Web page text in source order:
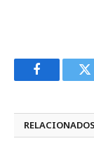
Facebook
RELACIONADOS